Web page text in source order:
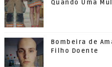
Quando Uma
Bombeira de
Filho Doente